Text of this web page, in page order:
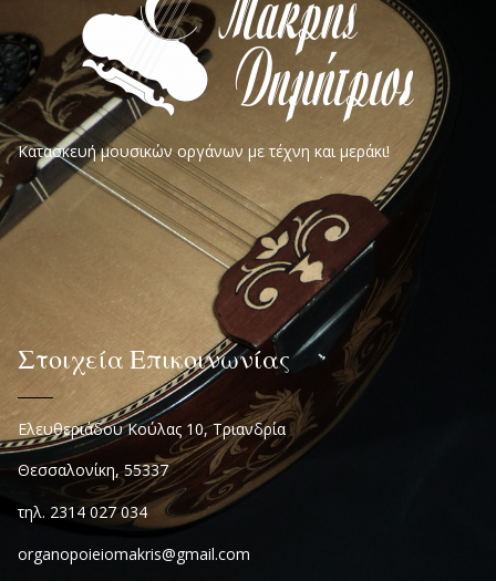
Κατασκευή μουσικών οργάνων με τέχνη και μεράκι!
Στοιχεία Επικοινωνίας
Ελευθεριάδου Κούλας 10, Τριανδρία
Θεσσαλονίκη, 55337
τηλ. 2314 027 034
organopoieiomakris@gmail.com